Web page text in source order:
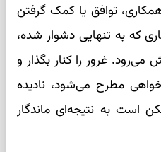
توافق یا کمک گرفتن
که به تنهایی دشوار شده،
غرور را کنار بگذار و
مطرح می‌شود، نادیده
است به نتیجه‌ای ماندگار